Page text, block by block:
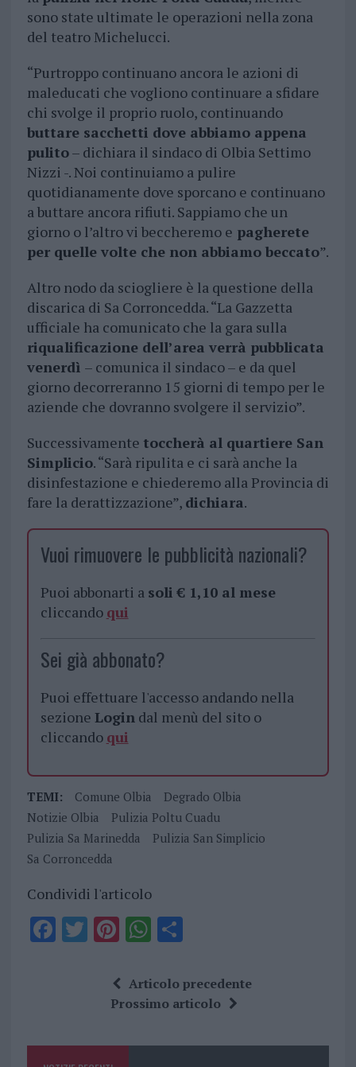
sono state ultimate le operazioni nella zona
del teatro Michelucci.
“Purtroppo continuano ancora le azioni di
maleducati che vogliono continuare a sfidare
chi svolge il proprio ruolo, continuando
buttare sacchetti dove abbiamo appena
pulito– dichiara il sindaco di Olbia Settimo
Nizzi -. Noi continuiamo a pulire
quotidianamente dove sporcano e continuano
a buttare ancora rifiuti. Sappiamo che un
giorno o l’altro vi beccheremo e pagherete
per quelle volte che non abbiamo beccato”.
Altro nodo da sciogliere è la questione della
discarica di Sa Corroncedda. “La Gazzetta
ufficiale ha comunicato che la gara sulla
riqualificazione dell’area verrà pubblicata
venerdì – comunica il sindaco – e da quel
giorno decorreranno 15 giorni di tempo per le
aziende che dovranno svolgere il servizio”.
Successivamente toccherà al quartiere San
Simplicio. “Sarà ripulita e ci sarà anche la
disinfestazione e chiederemo alla Provincia di
fare la derattizzazione”, dichiara.
Vuoi rimuovere le pubblicità nazionali?
Puoi abbonarti a soli € 1,10 al mese
cliccando qui
Sei già abbonato?
Puoi effettuare l'accesso andando nella
sezione Logindal menù del sito o
cliccando qui
TEMI: Comune Olbia
Degrado Olbia
Notizie Olbia
Pulizia Poltu Cuadu
Pulizia Sa Marinedda
Pulizia San Simplicio
Sa Corroncedda
Condividi l'articolo
F
o
T Pi
te
re
W
at
s
p
S
a
re
Articolo precedente
Prossimo articolo